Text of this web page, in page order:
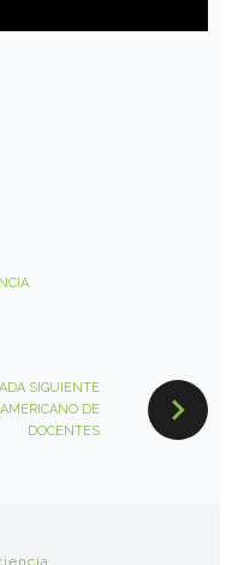
SIGUIENTE
DE
DOCENTES